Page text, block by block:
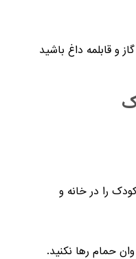
را در خانه و
در وان حمام رها نکنید.